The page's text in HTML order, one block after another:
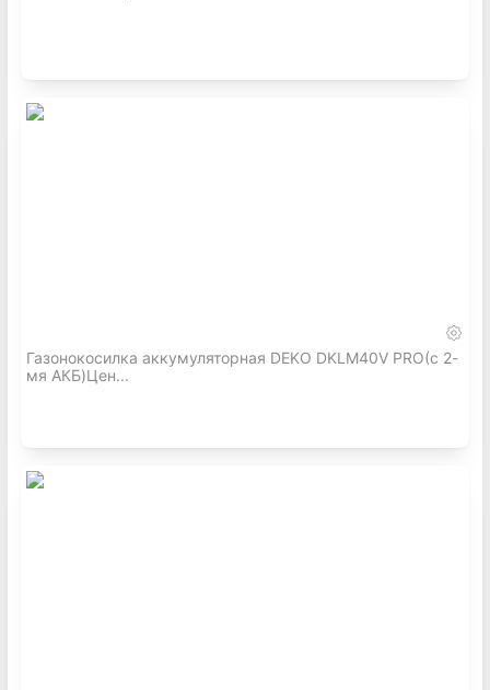
Газонокосилка аккумуляторная DEKO DKLM40V PRO(с 2-
мя АКБ)Цен...